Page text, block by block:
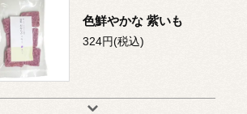
色鮮やかな 紫いも
324円(税込)